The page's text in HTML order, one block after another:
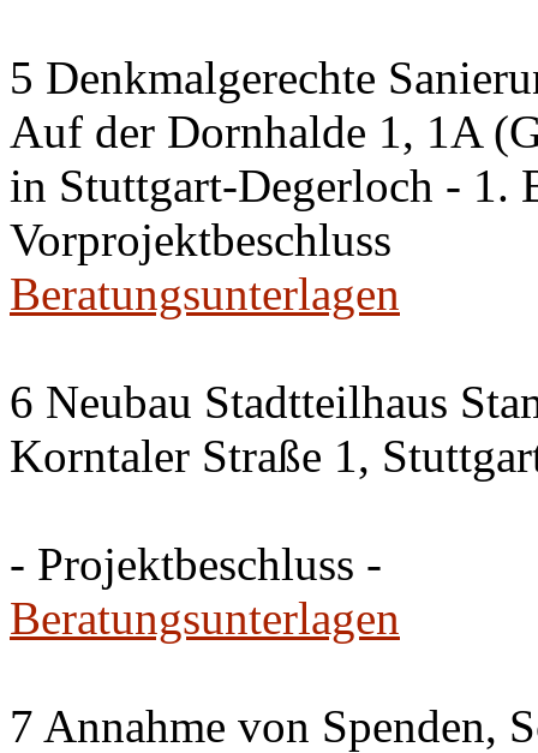
5 Denkmalgerechte
Auf der Dornhalde 1, 1A
in Stuttgart-Degerloch - 1.
Vorprojektbeschluss
Beratungsunterlagen
6 Neubau Stadtteilhaus
Korntaler Straße 1,
- Projektbeschluss -
Beratungsunterlagen
7 Annahme von Spenden,